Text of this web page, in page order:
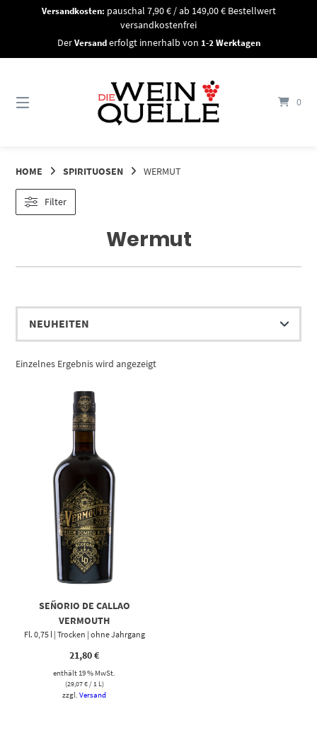
Versandkosten: pauschal 7,90 € / ab 149,00 € Bestellwert
versandkostenfrei
DerVersanderfolgt innerhalb von 1-2 Werktagen
0
HOME SPIRITUOSEN WERMUT
Wermut
Filter
Einzelnes Ergebnis wird angezeigt
SEÑORIO DE CALLAO
VERMOUTH
Fl. 0,75 l | Trocken | ohne Jahrgang
21,80€
enthält 19 % MwSt.
(29,07€/ 1 L)
zzgl.Versand